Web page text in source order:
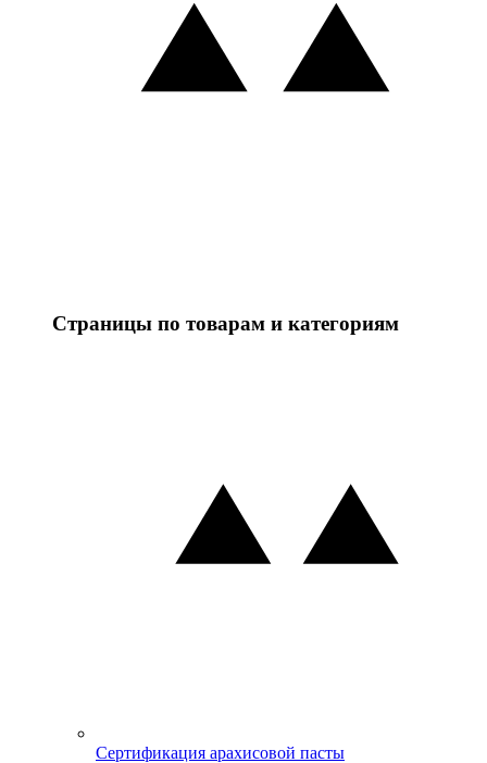
Страницы по товарам и категориям
Сертификация арахисовой пасты